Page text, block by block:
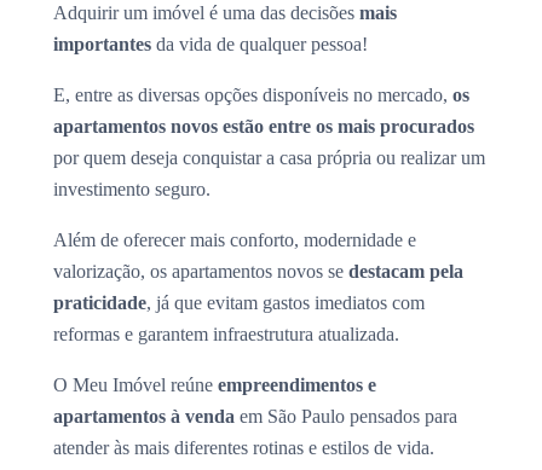
Adquirir um imóvel é uma das decisões mais
importantes da vida de qualquer pessoa!
E, entre as diversas opções disponíveis no mercado, os
apartamentos novos estão entre os mais procurados
por quem deseja conquistar a casa própria ou realizar um
investimento seguro.
Além de oferecer mais conforto, modernidade e
valorização, os apartamentos novos se destacam pela
praticidade, já que evitam gastos imediatos com
reformas e garantem infraestrutura atualizada.
O Meu Imóvel reúne empreendimentos e
apartamentos à venda em São Paulo pensados para
atender às mais diferentes rotinas e estilos de vida.